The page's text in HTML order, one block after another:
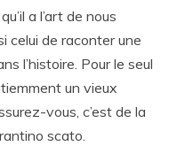
a l’art de nous
celui de raconter une
l’histoire. Pour le seul
un vieux
vous, c’est de la
scato.